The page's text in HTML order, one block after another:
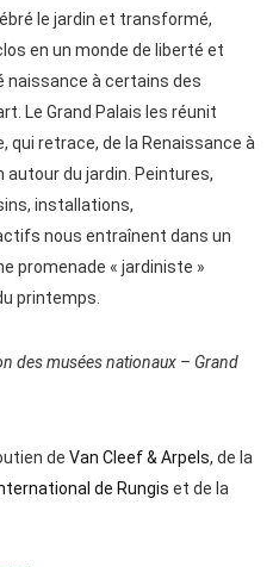
le jardin et transformé,
en un monde de liberté et
naissance à certains des
Le Grand Palais les réunit
qui retrace, de la Renaissance à
du jardin. Peintures,
installations,
nous entraînent dans un
promenade « jardiniste »
printemps.
des musées nationaux – Grand
de Van Cleef & Arpels, de la
de Rungis et de la